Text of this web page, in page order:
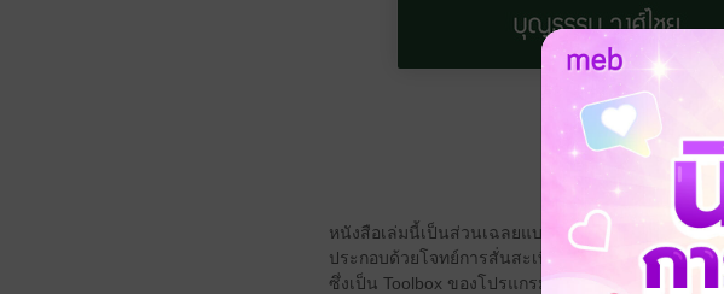
หนังสือเล่มนี้เป็นส่วนเฉลยแบบฝึกหัดของหนังสือ การ
ประกอบด้วยโจทย์การสั่นสะเทือนทางกลจำนวนมาก
ซึ่งเป็น Toolbox ของโปรแกรม MATLAB มาใช้ในกา